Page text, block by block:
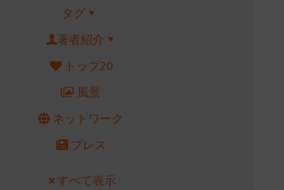
タグ
著者紹介
トップ20
風景
ネットワーク
プレス
すべて表示